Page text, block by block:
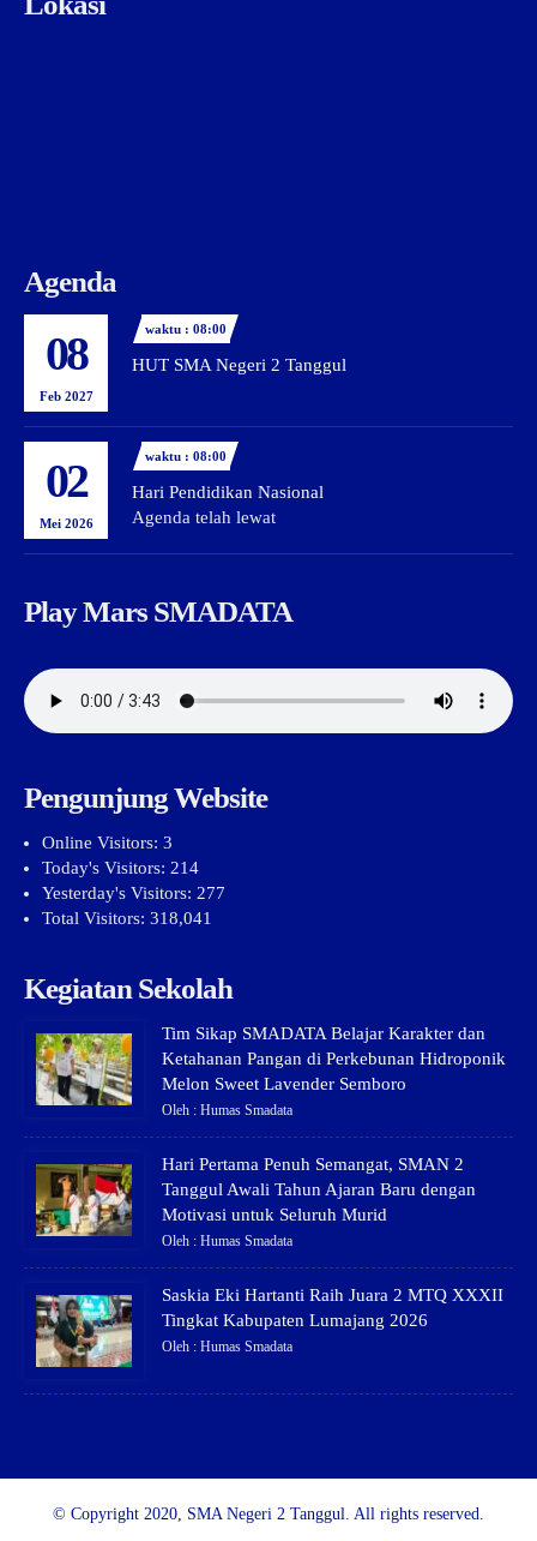
Agenda
08
Feb 2027
waktu : 08:00
HUT SMA Negeri 2 Tanggul
02
Mei 2026
waktu : 08:00
Hari Pendidikan Nasional
Agenda telah lewat
Play Mars SMADATA
Pengunjung Website
Online Visitors: 3
Today's Visitors: 214
Yesterday's Visitors: 277
Total Visitors: 318,041
Kegiatan Sekolah
Tim Sikap SMADATA Belajar Karakter dan
Ketahanan Pangan di Perkebunan Hidroponik
Melon Sweet Lavender Semboro
Oleh : Humas Smadata
Hari Pertama Penuh Semangat, SMAN 2
Tanggul Awali Tahun Ajaran Baru dengan
Motivasi untuk Seluruh Murid
Oleh : Humas Smadata
Saskia Eki Hartanti Raih Juara 2 MTQ XXXII
Tingkat Kabupaten Lumajang 2026
Oleh : Humas Smadata
© Copyright 2020, SMA Negeri 2 Tanggul. All rights reserved.